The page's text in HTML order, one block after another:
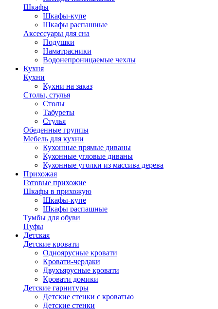
Шкафы
Шкафы-купе
Шкафы распашные
Аксессуары для сна
Подушки
Наматрасники
Водонепроницаемые чехлы
Кухня
Кухни
Кухни на заказ
Столы, стулья
Столы
Табуреты
Стулья
Обеденные группы
Мебель для кухни
Кухонные прямые диваны
Кухонные угловые диваны
Кухонные уголки из массива дерева
Прихожая
Готовые прихожие
Шкафы в прихожую
Шкафы-купе
Шкафы распашные
Тумбы для обуви
Пуфы
Детская
Детские кровати
Одноярусные кровати
Кровати-чердаки
Двухъярусные кровати
Кровати домики
Детские гарнитуры
Детские стенки с кроватью
Детские стенки